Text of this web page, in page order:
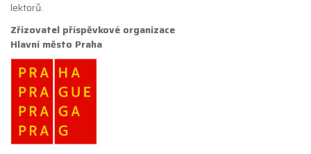
lektorů.
Zřizovatel příspěvkové organizace
Hlavní město Praha